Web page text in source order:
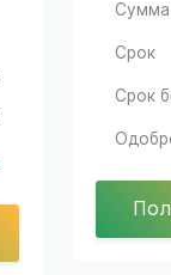
Сумма
Срок
Срок